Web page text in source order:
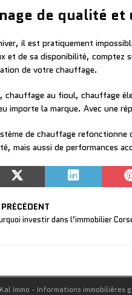
de qualité
il est pratiquement
et de sa disponibilité,
de votre chauffage.
chauffage au fioul, chauffage
importe la marque. Avec une
de chauffage refonctionne
mais aussi de performances
PRÉCÉDENT
investir dans l’immobilier
Immo - Informations immobilières